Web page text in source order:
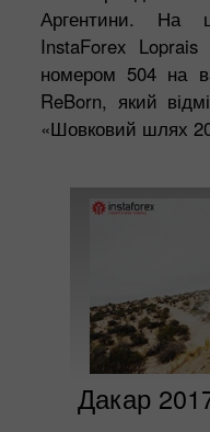
Аргентини. На
InstaForex
номером 504 на
ReBorn, який
«Шовковий шлях
Дакар